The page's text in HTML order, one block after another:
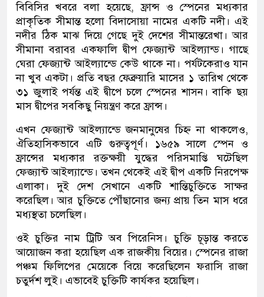
বিবিসির খবরে বলা হয়েছে, ফ্রান্স ও স্পেনের মধ্যকার
প্রাকৃতিক সীমান্ত হলো বিদাসোয়া নামের একটি নদী। এই
নদীর ঠিক মাঝ দিয়ে গেছে দুই দেশের সীমান্তরেখা। আর
সীমানা বরাবর একফালি দ্বীপ ফেজ্যান্ট আইল্যান্ড। গাছে
ঘেরা ফেজ্যান্ট আইল্যান্ডে কেউ থাকে না। পর্যটকেরাও যান
না খুব একটা। প্রতি বছর ফেব্রুয়ারি মাসের ১ তারিখ থেকে
৩১ জুলাই পর্যন্ত এই দ্বীপে চলে স্পেনের শাসন। বাকি ছয়
মাস দ্বীপের সবকিছু নিয়ন্ত্রণ করে ফ্রান্স।
এখন ফেজ্যান্ট আইল্যান্ডে জনমানুষের চিহ্ন না থাকলেও,
ঐতিহাসিকভাবে এটি গুরুত্বপূর্ণ। ১৬৫৯ সালে স্পেন ও
ফ্রান্সের মধ্যকার রক্তক্ষয়ী যুদ্ধের পরিসমাপ্তি ঘটেছিল
ফেজ্যান্ট আইল্যান্ডে। তখন থেকেই এই দ্বীপ একটি নিরপেক্ষ
এলাকা। দুই দেশ সেখানে একটি শান্তিচুক্তিতে সাক্ষর
করেছিল। আর চুক্তিতে পৌঁছানোর জন্য প্রায় তিন মাস ধরে
মধ্যস্থতা চলেছিল।
ওই চুক্তির নাম ট্রিটি অব পিরেনিস। চুক্তি চূড়ান্ত করতে
আয়োজন করা হয়েছিল এক রাজকীয় বিয়ের। স্পেনের রাজা
পঞ্চম ফিলিপের মেয়েকে বিয়ে করেছিলেন ফরাসি রাজা
চতুর্দশ লুই। এভাবেই চুক্তিটি কার্যকর হয়েছিল।